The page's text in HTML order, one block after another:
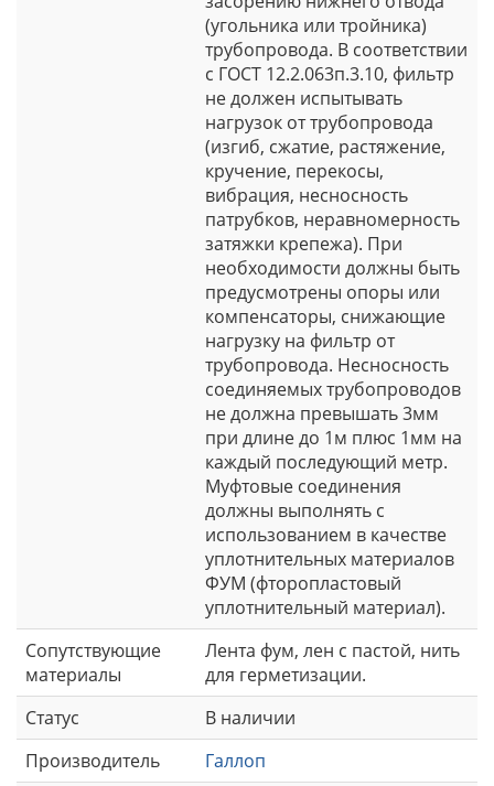
(угольника или тройника)
трубопровода. В соответствии
с ГОСТ 12.2.063п.3.10, фильтр
не должен испытывать
нагрузок от трубопровода
(изгиб, сжатие, растяжение,
кручение, перекосы,
вибрация, несносность
патрубков, неравномерность
затяжки крепежа). При
необходимости должны быть
предусмотрены опоры или
компенсаторы, снижающие
нагрузку на фильтр от
трубопровода. Несносность
соединяемых трубопроводов
не должна превышать 3мм
при длине до 1м плюс 1мм на
каждый последующий метр.
Муфтовые соединения
должны выполнять с
использованием в качестве
уплотнительных материалов
ФУМ (фторопластовый
уплотнительный материал).
Сопутствующие
материалы
Лента фум, лен с пастой, нить
для герметизации.
Статус
В наличии
Производитель
Галлоп